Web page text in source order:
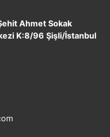
Ahmet Sokak
K:8/96 Şişli/İstanbul